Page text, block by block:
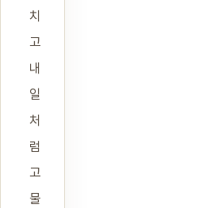
치
고
내
일
처
럼
고
물